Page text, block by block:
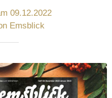
09.12.2022
Emsblick